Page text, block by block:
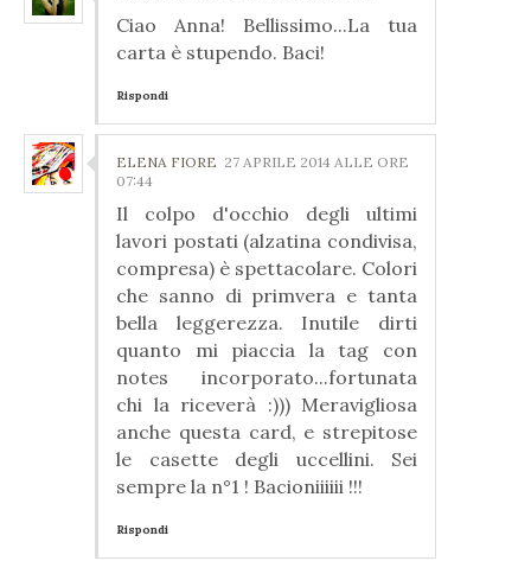
Ciao Anna! Bellissimo...La tua
carta è stupendo. Baci!
Rispondi
ELENA FIORE 27 APRILE 2014 ALLE ORE
07:44
Il colpo d'occhio degli ultimi
lavori postati (alzatina condivisa,
compresa) è spettacolare. Colori
che sanno di primvera e tanta
bella leggerezza. Inutile dirti
quanto mi piaccia la tag con
notes incorporato...fortunata
chi la riceverà :))) Meravigliosa
anche questa card, e strepitose
le casette degli uccellini. Sei
sempre la n°1 ! Bacioniiiiii !!!
Rispondi